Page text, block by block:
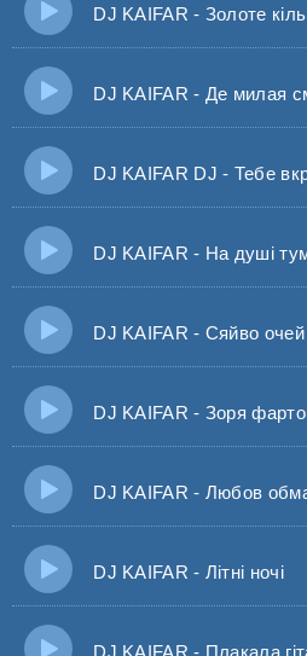
DJ KAIFAR - Золоте
DJ KAIFAR - Де милая
DJ KAIFAR DJ - Тебе
DJ KAIFAR - На душі
DJ KAIFAR - Сяйво очей
DJ KAIFAR - Зоря
DJ KAIFAR - Любов
DJ KAIFAR - Літні ночі
DJ KAIFAR - Плакала гітара (2026)